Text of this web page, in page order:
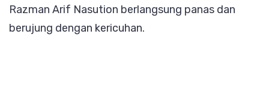
Razman Arif Nasution berlangsung panas dan
berujung dengan kericuhan.